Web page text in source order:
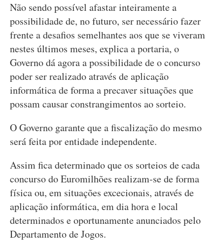
Não sendo possível afastar inteiramente a
possibilidade de, no futuro, ser necessário fazer
frente a desafios semelhantes aos que se viveram
nestes últimos meses, explica a portaria, o
Governo dá agora a possibilidade de o concurso
poder ser realizado através de aplicação
informática de forma a precaver situações que
possam causar constrangimentos ao sorteio.
O Governo garante que a fiscalização do mesmo
será feita por entidade independente.
Assim fica determinado que os sorteios de cada
concurso do Euromilhões realizam-se de forma
física ou, em situações excecionais, através de
aplicação informática, em dia hora e local
determinados e oportunamente anunciados pelo
Departamento de Jogos.